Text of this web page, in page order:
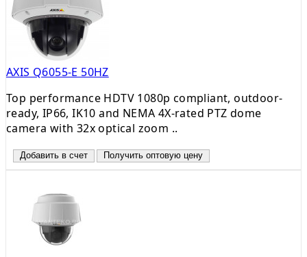
AXIS Q6055-E 50HZ
Top performance HDTV 1080p compliant, outdoor-
ready, IP66, IK10 and NEMA 4X-rated PTZ dome
camera with 32x optical zoom ..
Добавить в счет Получить оптовую цену